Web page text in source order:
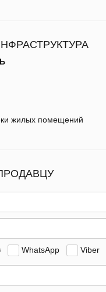
жилых помещений
WhatsApp Viber